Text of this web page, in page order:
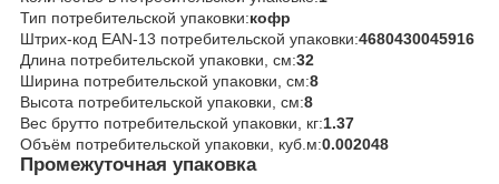
Тип потребительской упаковки:кофр
Штрих-код EAN-13 потребительской упаковки:4680430045916
Длина потребительской упаковки, см:32
Ширина потребительской упаковки, см:8
Высота потребительской упаковки, см:8
Вес брутто потребительской упаковки, кг:1.37
Объём потребительской упаковки, куб.м:0.002048
Промежуточная упаковка